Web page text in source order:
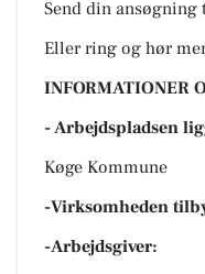
Send din ansøgning
Eller ring og hør
INFORMATIONER
- Arbejdspladsen
Køge Kommune
-Virksomheden
-Arbejdsgiver: